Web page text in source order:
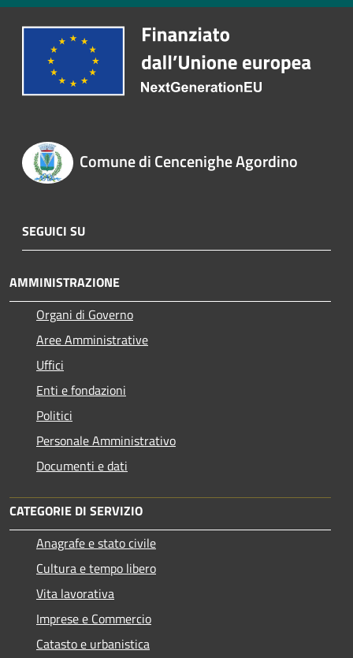
Comune di Cencenighe Agordino
SEGUICI SU
AMMINISTRAZIONE
Organi di Governo
Aree Amministrative
Uffici
Enti e fondazioni
Politici
Personale Amministrativo
Documenti e dati
CATEGORIE DI SERVIZIO
Anagrafe e stato civile
Cultura e tempo libero
Vita lavorativa
Imprese e Commercio
Catasto e urbanistica